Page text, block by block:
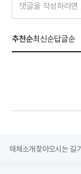
댓글을 작성하려면
추천순최신순답글순
매체소개 찾아오시는 길